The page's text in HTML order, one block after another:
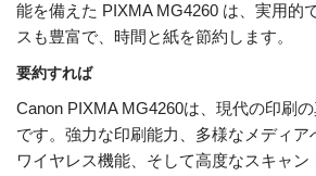
能を備えた PIXMA MG4260 は、実用的
スも豊富で、時間と紙を節約します。
要約すれば
Canon PIXMA MG4260は、現代の印刷
です。強力な印刷能力、多様なメディア
ワイヤレス機能、そして高度なスキャン